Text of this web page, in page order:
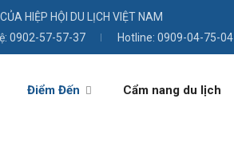
HIỆP HỘI DU LỊCH VIỆT NAM
0902-57-57-37 Hotline: 0909-04-75-04
Điểm Đến Cẩm nang du lịch